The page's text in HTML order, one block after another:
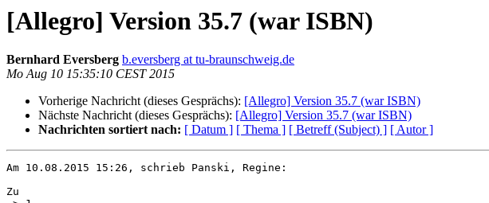
[Allegro] Version 35.7 (war ISBN)
Bernhard Eversberg b.eversberg at tu-braunschweig.de
Mo Aug 10 15:35:10 CEST 2015
Vorherige Nachricht (dieses Gesprächs): [Allegro] Version 35.7 (war ISBN)
Nächste Nachricht (dieses Gesprächs): [Allegro] Version 35.7 (war ISBN)
Nachrichten sortiert nach: [ Datum ] [ Thema ] [ Betreff (Subject) ] [ Autor ]
Am 10.08.2015 15:26, schrieb Panski, Regine:
Zu